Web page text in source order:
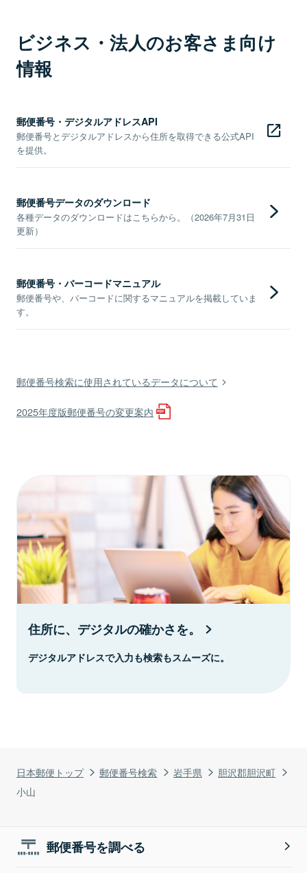
日本郵便トップ 郵便番号検索 岩手県
胆沢郡胆沢町
小山
ビジネス・法人のお客さま向け
情報
郵便番号・デジタルアドレスAPI
郵便番号とデジタルアドレスから住所を取得できる公式API
を提供。
郵便番号データのダウンロード
各種データのダウンロードはこちらから。（2026年7月31日
更新）
郵便番号・バーコードマニュアル
郵便番号や、バーコードに関するマニュアルを掲載していま
す。
郵便番号検索に使用されているデータについて
2025年度版郵便番号の変更案内
住所に、デジタルの確かさを。
デジタルアドレスで入力も検索もスムーズに。
郵便番号を調べる